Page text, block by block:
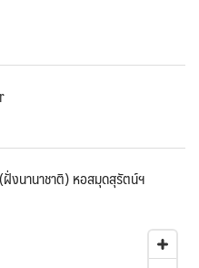
งนานาชาติ) หอสมุดสุรัตน์ฯ